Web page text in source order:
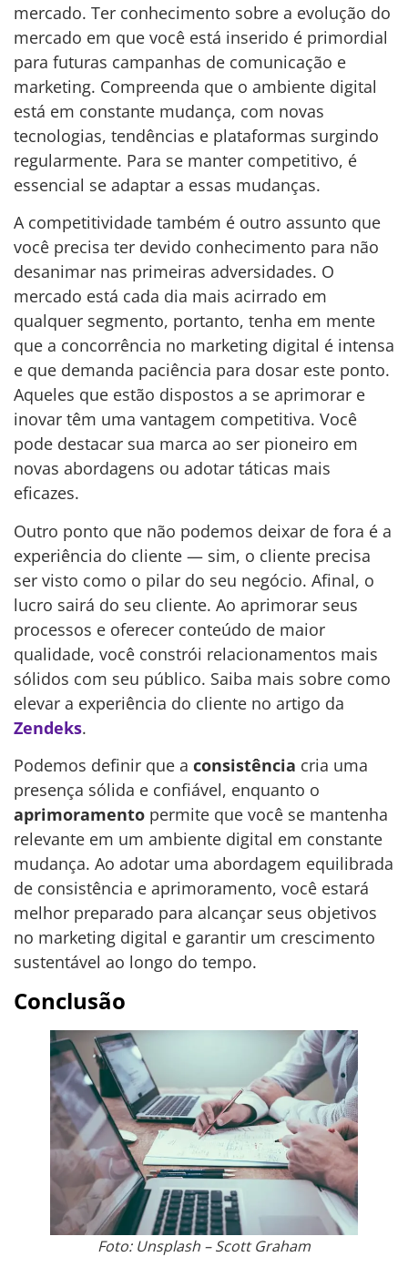
mercado. Ter conhecimento sobre a evolução do
mercado em que você está inserido é primordial
para futuras campanhas de comunicação e
marketing. Compreenda que o ambiente digital
está em constante mudança, com novas
tecnologias, tendências e plataformas surgindo
regularmente. Para se manter competitivo, é
essencial se adaptar a essas mudanças.
A competitividade também é outro assunto que
você precisa ter devido conhecimento para não
desanimar nas primeiras adversidades. O
mercado está cada dia mais acirrado em
qualquer segmento, portanto, tenha em mente
que a concorrência no marketing digital é intensa
e que demanda paciência para dosar este ponto.
Aqueles que estão dispostos a se aprimorar e
inovar têm uma vantagem competitiva. Você
pode destacar sua marca ao ser pioneiro em
novas abordagens ou adotar táticas mais
eficazes.
Outro ponto que não podemos deixar de fora é a
experiência do cliente — sim, o cliente precisa
ser visto como o pilar do seu negócio. Afinal, o
lucro sairá do seu cliente. Ao aprimorar seus
processos e oferecer conteúdo de maior
qualidade, você constrói relacionamentos mais
sólidos com seu público. Saiba mais sobre como
elevar a experiência do cliente no artigo da
Zendeks.
Podemos definir que a consistência cria uma
presença sólida e confiável, enquanto o
aprimoramento permite que você se mantenha
relevante em um ambiente digital em constante
mudança. Ao adotar uma abordagem equilibrada
de consistência e aprimoramento, você estará
melhor preparado para alcançar seus objetivos
no marketing digital e garantir um crescimento
sustentável ao longo do tempo.
Conclusão
Foto: Unsplash – Scott Graham